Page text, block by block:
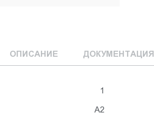
ОПИСАНИЕ ДОКУМЕНТАЦИЯ
1
А2